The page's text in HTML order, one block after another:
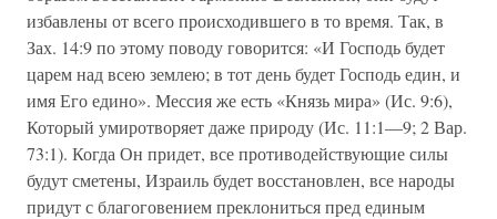
избавлены от всего происходившего в то время. Так, в
Зах. 14:9 по этому поводу говорится: «И Господь будет
царем над всею землею; в тот день будет Господь един, и
имя Его едино». Мессия же есть «Князь мира» (Ис. 9:6),
Который умиротворяет даже природу (Ис. 11:1—9; 2 Вар.
73:1). Когда Он придет, все противодействующие силы
будут сметены, Израиль будет восстановлен, все народы
придут с благоговением преклониться пред единым